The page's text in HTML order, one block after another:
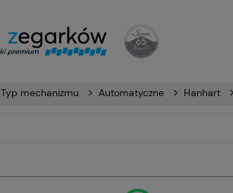
Typ mechanizmu Automatyczne Hanhart